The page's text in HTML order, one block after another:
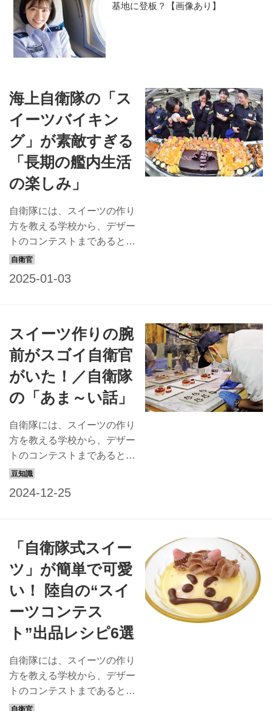
基地に登板？【画像あり】
海上自衛隊の「ス
イーツバイキン
グ」が素敵すぎる
「長期の艦内生活
の楽しみ」
自衛隊には、スイーツの作り
方を教える学校から、デザー
トのコンテストまであると知
っていましたか？ 自衛隊と
しよう。あなたのお好みはど
れかな？ 遠洋練習航海中の
楽しみ「珠玉のスイーツバイ
キング」 遠洋練習航海は、
海自の新人幹部が経験する実
習だ。数カ月、練習艦に乗
り、不測の事態に備えた訓練
などを行いながら各国を巡る
航海をする（コースは年によ
り変わる）。 長期の艦内生
ているのが、月に1回ほど行
パラダイス」だ。 給養員...
スイーツ作りの腕
前がスゴイ自衛官
がいた！／自衛隊
の「あま～い話」
自衛隊には、スイーツの作り
方を教える学校から、デザー
トのコンテストまであると知
っていましたか？ 自衛隊と
しよう。あなたのお好みはど
れかな？ 「デザート甲子
園」は陸上自衛隊の熱いスイ
ーツバトル！ 陸自の中部方
面隊が、独自の給食向上施策
としてデザートに焦点を当て
たコンテストを開催。 それ
「デザート甲子園」だ。命名
の由来は、中部方面総監部が
所在する兵庫県にある高校野
「自衛隊式スイー
ツ」が簡単で可愛
い！ 陸自の“スイ
ーツコンテス
ト”出品レシピ6選
自衛隊には、スイーツの作り
方を教える学校から、デザー
トのコンテストまであると知
っていましたか？ フランス